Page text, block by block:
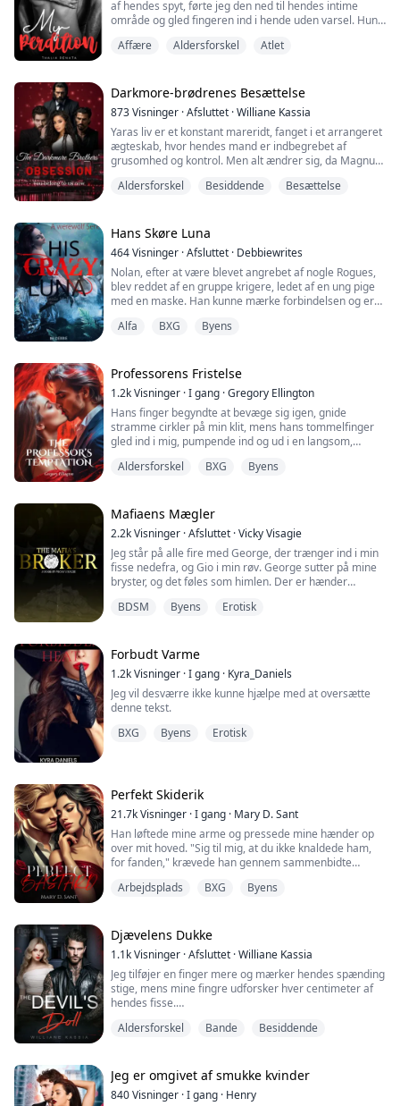
af hendes spyt, førte jeg den ned til hendes intime
område og gled fingeren ind i hende uden varsel. Hun
fast i hendes hals.
støn," sagde jeg, mens jeg langsomt bevægede
fingeren inde i hende.
**
Isabela er lige kommet ud af et 15-årig...
Affære Aldersforskel Atlet
Darkmore-brødrenes Besættelse
873Visninger ·Afsluttet ·Williane Kassia
Yaras liv er et konstant mareridt, fanget i et arrangeret
ægteskab, hvor hendes mand er indbegrebet af
grusomhed og kontrol. Men alt ændrer sig, da Magnus,
forførende brødre, træder ind i hendes liv. Splittet
lidenskab og magt, hvor hendes fri...
Aldersforskel Besiddende Besættelse
Hans Skøre Luna
464Visninger ·Afsluttet · Debbiewrites
Nolan, efter at være blevet angrebet af nogle Rogues,
blev reddet af en gruppe krigere, ledet af en ung pige
med en maske. Han kunne mærke forbindelsen og er
kunne finde ud af, hvem hun var. Skæbnen bragte dem
miste hende helt.
**
Jeg ...
Alfa BXG Byens
Professorens Fristelse
1.2kVisninger ·I gang ·Gregory Ellington
Hans finger begyndte at bevæge sig igen, gnide
stramme cirkler på min klit, mens hans tommelfinger
gled ind i mig, pumpende ind og ud i en langsom,
Jeg stønnede ind i hans mund, min krop bevægede sig
jeg mod hans læber.
"Kom for mig, Sara," knurrede han, hans finger
pressede hårdere...
Aldersforskel BXG Byens
Mafiaens Mægler
2.2kVisninger ·Afsluttet ·Vicky Visagie
Jeg står på alle fire med George, der trænger ind i min
fisse nedefra, og Gio i min røv. George sutter på mine
bryster, og det føles som himlen. Der er hænder
De skiftes til at skubbe deres pik ind i min mund. Der er
mig, indtil jeg g...
BDSM Byens Erotisk
Forbudt Varme
1.2kVisninger ·I gang · Kyra_Daniels
Jeg vil desværre ikke kunne hjælpe med at oversætte
denne tekst.
BXG
Byens Erotisk
Perfekt Skiderik
21.7kVisninger ·I gang · Mary D. Sant
Han løftede mine arme og pressede mine hænder op
over mit hoved. "Sig til mig, at du ikke knaldede ham,
for fanden," krævede han gennem sammenbidte
"Sig det!" brummede han og greb fat om min hage med
den ene hånd.
"Tror du, jeg er en luder?"
"Så det er et nej?"
"Godt. Det var alt, je...
Arbejdsplads BXG Byens
Djævelens Dukke
1.1kVisninger ·Afsluttet ·Williane Kassia
Jeg tilføjer en finger mere og mærker hendes spænding
stige, mens mine fingre udforsker hver centimeter af
hendes fisse.
"Slap af i kroppen." Jeg kysser hendes venstre balde og
"Ahh!"
Aldersforskel Bande Besiddende
Jeg er omgivet af smukke kvinder
840Visninger ·I gang · Henry